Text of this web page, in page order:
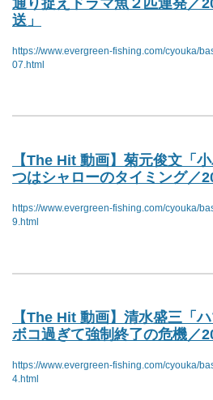
送」
https://www.evergreen-fishing.com/cyouka/
07.html
【The Hit 動画】菊元俊文「
つはシャローのタイミング／
https://www.evergreen-fishing.com/cyouka/
9.html
【The Hit 動画】清水盛三「
ボコ過ぎて強制終了の危機／
https://www.evergreen-fishing.com/cyouka/
4.html